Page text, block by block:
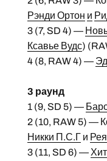
Рэнди Ортон и
3 (7, SD 4) —
Ксавье Вудс)
4 (8, RAW 4) —
3 раунд
1 (9, SD 5) —
2 (10, RAW 5) —
Никки П.С.Ги
3 (11, SD 6) —